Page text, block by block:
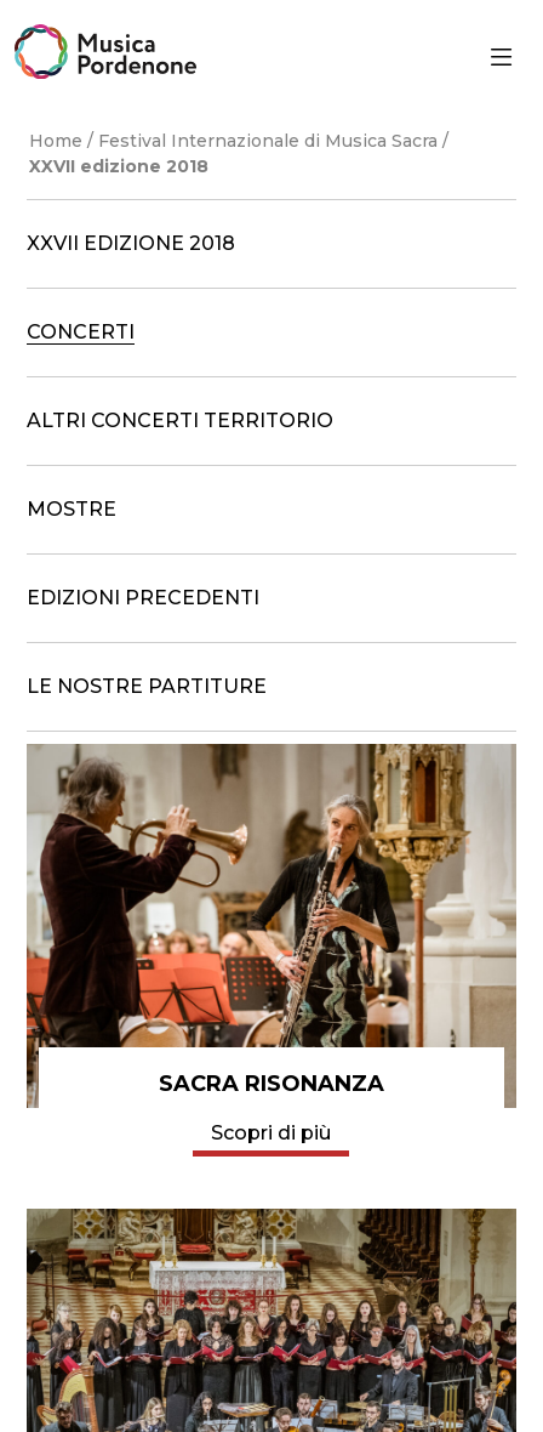
to
content
Home / Festival Internazionale di Musica Sacra /
XXVII edizione 2018
XXVII EDIZIONE 2018
CONCERTI
ALTRI CONCERTI TERRITORIO
MOSTRE
EDIZIONI PRECEDENTI
LE NOSTRE PARTITURE
SACRA RISONANZA
Scopri di più